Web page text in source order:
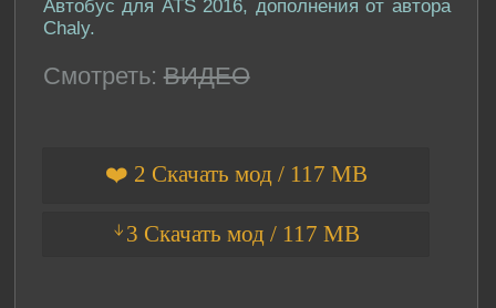
Автобус для ATS 2016, дополнения от автора
Chaly.
Смотреть: ВИДЕО
❤️ 2 Скачать мод / 117 MB
ᛎ3 Скачать мод / 117 MB